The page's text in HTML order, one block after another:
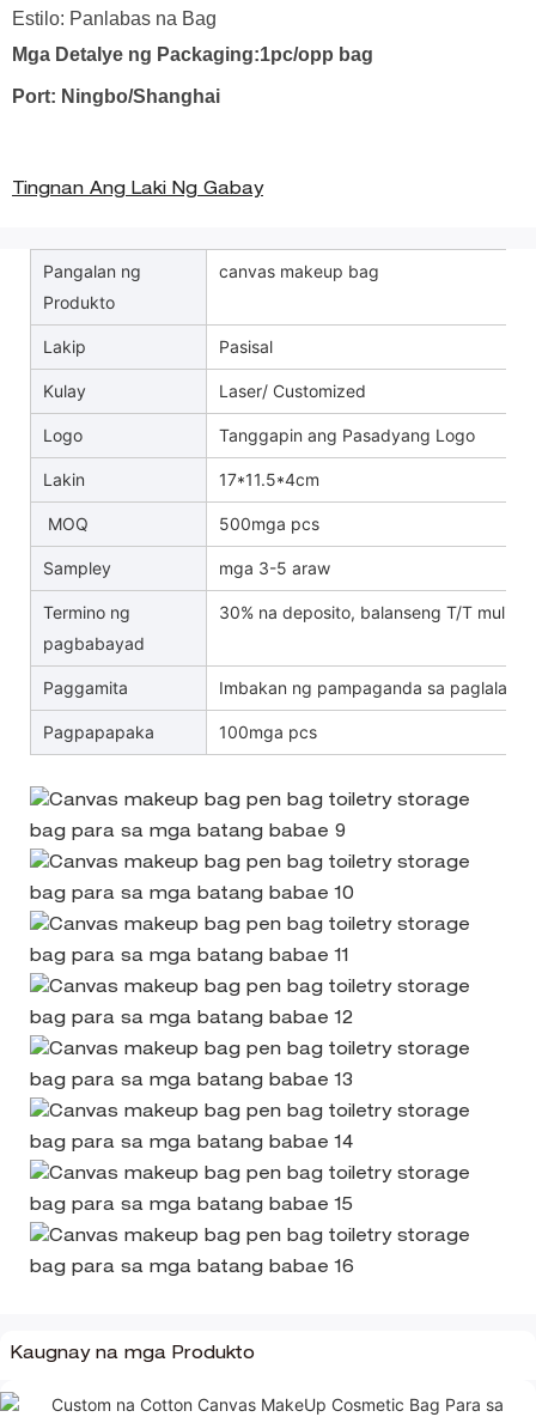
Estilo: Panlabas na Bag
Mga Detalye ng Packaging:1pc/opp bag
Port: Ningbo/Shanghai
Tingnan Ang Laki Ng Gabay
Pangalan ng
Produkto
canvas makeup bag
Lakip Pasisal
Kulay Laser/ Customized
Logo Tanggapin ang Pasadyang Logo
Lakin 17*11.5*4cm
MOQ 500mga pcs
Sampley mga 3-5 araw
Termino ng
pagbabayad
30% na deposito, balanseng T/T muli
Paggamita Imbakan ng pampaganda sa
Pagpapapaka 100mga pcs
Kaugnay na mga Produkto